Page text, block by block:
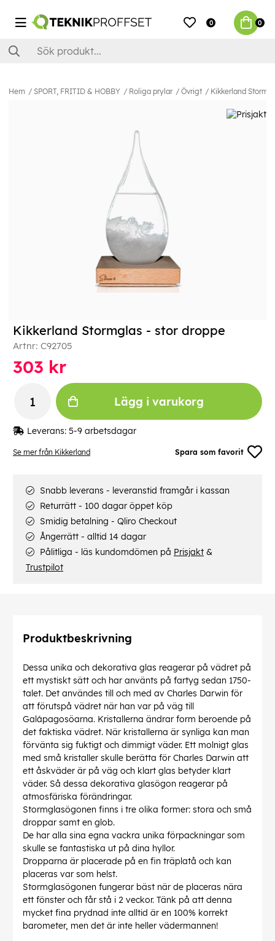
0 0
Hem SPORT, FRITID & HOBBY Roliga prylar Övrigt Kikkerland
Se mer från Kikkerland Spara som favorit
Kikkerland Stormglas - stor droppe
Artnr: C92705
303 kr
Lägg i varukorg
Leverans: 5-9 arbetsdagar
Snabb leverans - leveranstid framgår i kassan
Returrätt - 100 dagar öppet köp
Smidig betalning - Qliro Checkout
Ångerrätt - alltid 14 dagar
Pålitliga - läs kundomdömen på Prisjakt &
Trustpilot
Produktbeskrivning
Dessa unika och dekorativa glas reagerar på vädret på
ett mystiskt sätt och har använts på fartyg sedan 1750-
talet. Det användes till och med av Charles Darwin för
att förutspå vädret när han var på väg till
Galápagosöarna. Kristallerna ändrar form beroende på
det faktiska vädret. När kristallerna är synliga kan man
förvänta sig fuktigt och dimmigt väder. Ett molnigt glas
med små kristaller skulle berätta för Charles Darwin att
ett åskväder är på väg och klart glas betyder klart
väder. Så dessa dekorativa glasögon reagerar på
atmosfäriska förändringar.
Stormglasögonen finns i tre olika former: stora och små
droppar samt en glob.
De har alla sina egna vackra unika förpackningar som
skulle se fantastiska ut på dina hyllor.
Dropparna är placerade på en fin träplatå och kan
placeras var som helst.
Stormglasögonen fungerar bäst när de placeras nära
ett fönster och får stå i 2 veckor. Tänk på att denna
mycket fina prydnad inte alltid är en 100% korrekt
barometer, men det är inte heller vädermannen!